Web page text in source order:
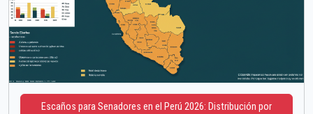
Escaños para Senadores en el Perú 2026: Distribución por